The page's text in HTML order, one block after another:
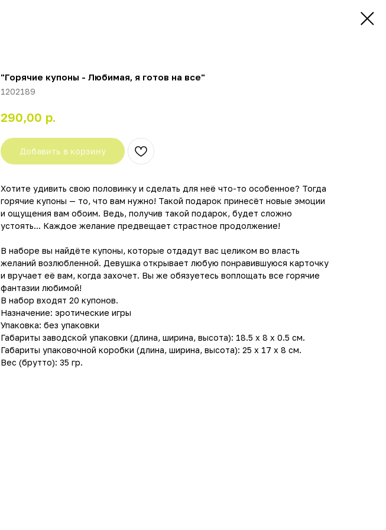
"Горячие купоны - Любимая, я готов на все"
1202189
290,00 р.
Добавить в корзину
Хотите удивить свою половинку и сделать для неё что-то особенное? Тогда
горячие купоны — то, что вам нужно! Такой подарок принесёт новые эмоции
и ощущения вам обоим. Ведь, получив такой подарок, будет сложно
устоять... Каждое желание предвещает страстное продолжение!
В наборе вы найдёте купоны, которые отдадут вас целиком во власть
желаний возлюбленной. Девушка открывает любую понравившуюся карточку
и вручает её вам, когда захочет. Вы же обязуетесь воплощать все горячие
фантазии любимой!
В набор входят 20 купонов.
Назначение: эротические игры
Упаковка: без упаковки
Габариты заводской упаковки (длина, ширина, высота): 18.5 x 8 x 0.5 см.
Габариты упаковочной коробки (длина, ширина, высота): 25 x 17 x 8 см.
Вес (брутто): 35 гр.